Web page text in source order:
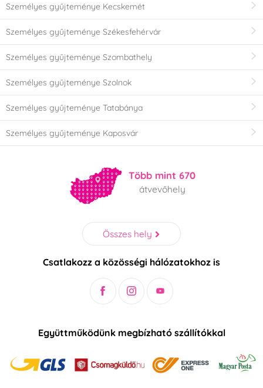
Személyes gyűjteménye Kecskemét
Személyes gyűjteménye Székesfehérvár
Személyes gyűjteménye Szombathely
Személyes gyűjteménye Szolnok
Személyes gyűjteménye Tatabánya
Személyes gyűjteménye Kaposvár
Több mint 670
átvevőhely
Összes hely
Csatlakozz a közösségi hálózatokhoz is
Együttműködünk megbízható szállítókkal